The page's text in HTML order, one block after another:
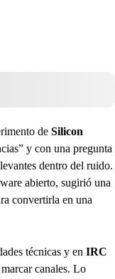
de Silicon
y con una pregunta
dentro del ruido.
abierto, sugirió una
convertirla en una
técnicas y en IRC
canales. Lo